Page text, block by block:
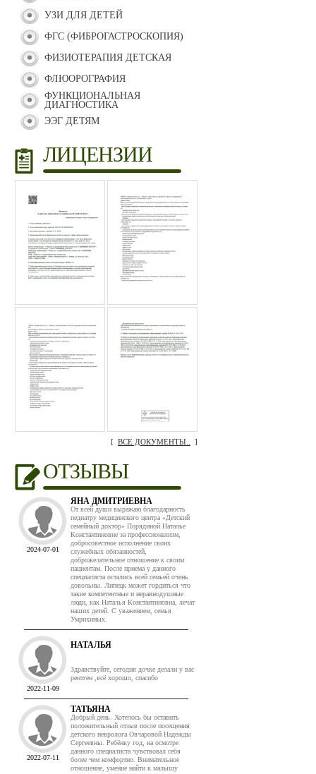
УЗИ ДЛЯ ДЕТЕЙ
ФГС (ФИБРОГАСТРОСКОПИЯ)
ФИЗИОТЕРАПИЯ ДЕТСКАЯ
ФЛЮОРОГРАФИЯ
ФУНКЦИОНАЛЬНАЯ
ДИАГНОСТИКА
ЭЭГ ДЕТЯМ
ЛИЦЕНЗИИ
[ ВСЕ ДОКУМЕНТЫ.. ]
ОТЗЫВЫ
2024-07-01
ЯНА ДМИТРИЕВНА
От всей души выражаю благодарность
педиатру медицинского центра «Детский
семейный доктор» Порядиной Наталье
Константиновне за профессионализм,
добросовестное исполнение своих
служебных обязанностей,
доброжелательное отношение к своим
пациентам. После приема у данного
специалиста остались всей семьей очень
довольны. Липецк может гордиться что
такие компетентные и неравнодушные
люди, как Наталья Константиновна, лечат
наших детей. С уважением, семья
Умрихиных.
2022-11-09
НАТАЛЬЯ
Здравствуйте, сегодня дочке делали у вас
рентген ,всё хорошо, спасибо
2022-07-11
ТАТЬЯНА
Добрый день. Хотелось бы оставить
положительный отзыв после посещения
детского невролога Овчаровой Надежды
Сергеевны. Ребёнку год, на осмотре
данного специалиста чувствовал себя
более чем комфортно. Внимательное
отношение, умение найти к малышу